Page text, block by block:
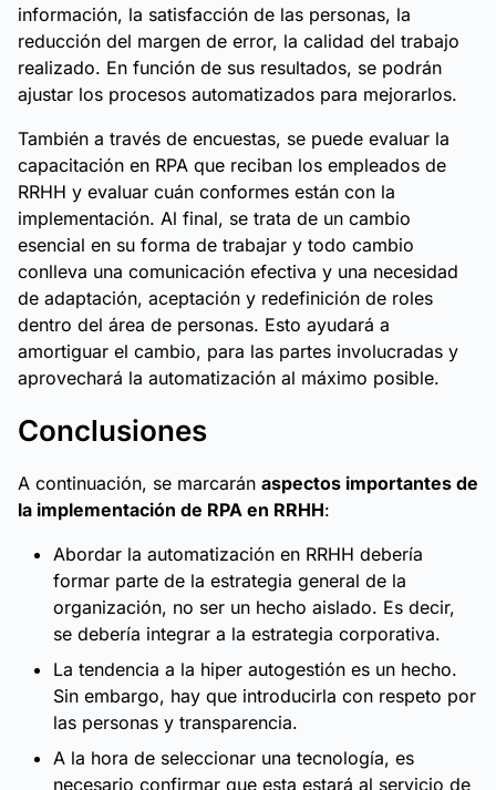
información, la satisfacción de las personas, la
reducción del margen de error, la calidad del trabajo
realizado. En función de sus resultados, se podrán
ajustar los procesos automatizados para mejorarlos.
También a través de encuestas, se puede evaluar la
capacitación en RPA que reciban los empleados de
RRHH y evaluar cuán conformes están con la
implementación. Al final, se trata de un cambio
esencial en su forma de trabajar y todo cambio
conlleva una comunicación efectiva y una necesidad
de adaptación, aceptación y redefinición de roles
dentro del área de personas. Esto ayudará a
amortiguar el cambio, para las partes involucradas y
aprovechará la automatización al máximo posible.
Conclusiones
A continuación, se marcarán aspectos importantes de
la implementación de RPA en RRHH:
Abordar la automatización en RRHH debería
formar parte de la estrategia general de la
organización, no ser un hecho aislado. Es decir,
se debería integrar a la estrategia corporativa.
La tendencia a la hiper autogestión es un hecho.
Sin embargo, hay que introducirla con respeto por
las personas y transparencia.
A la hora de seleccionar una tecnología, es
necesario confirmar que esta estará al servicio de